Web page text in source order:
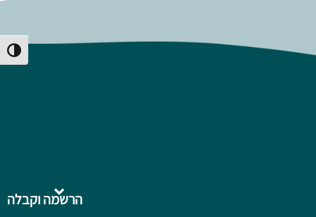
Toggle High Contrast
הרשמה וקבלה